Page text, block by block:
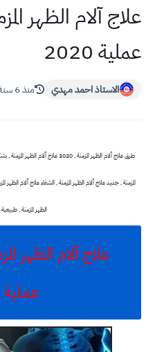
علاج آلام الظهر
عملية 2020
الاستاذ احمد مهدي منذ 6 سنة
طرق علاج آلام الظهر المزمنة , 2020
المزمنة , جديد علاج آلام الظهر المزمنة , الشفاء علاج آلام
الظهر المزمنة , طبيعية
علاج آلام الظهر
عملية 2020